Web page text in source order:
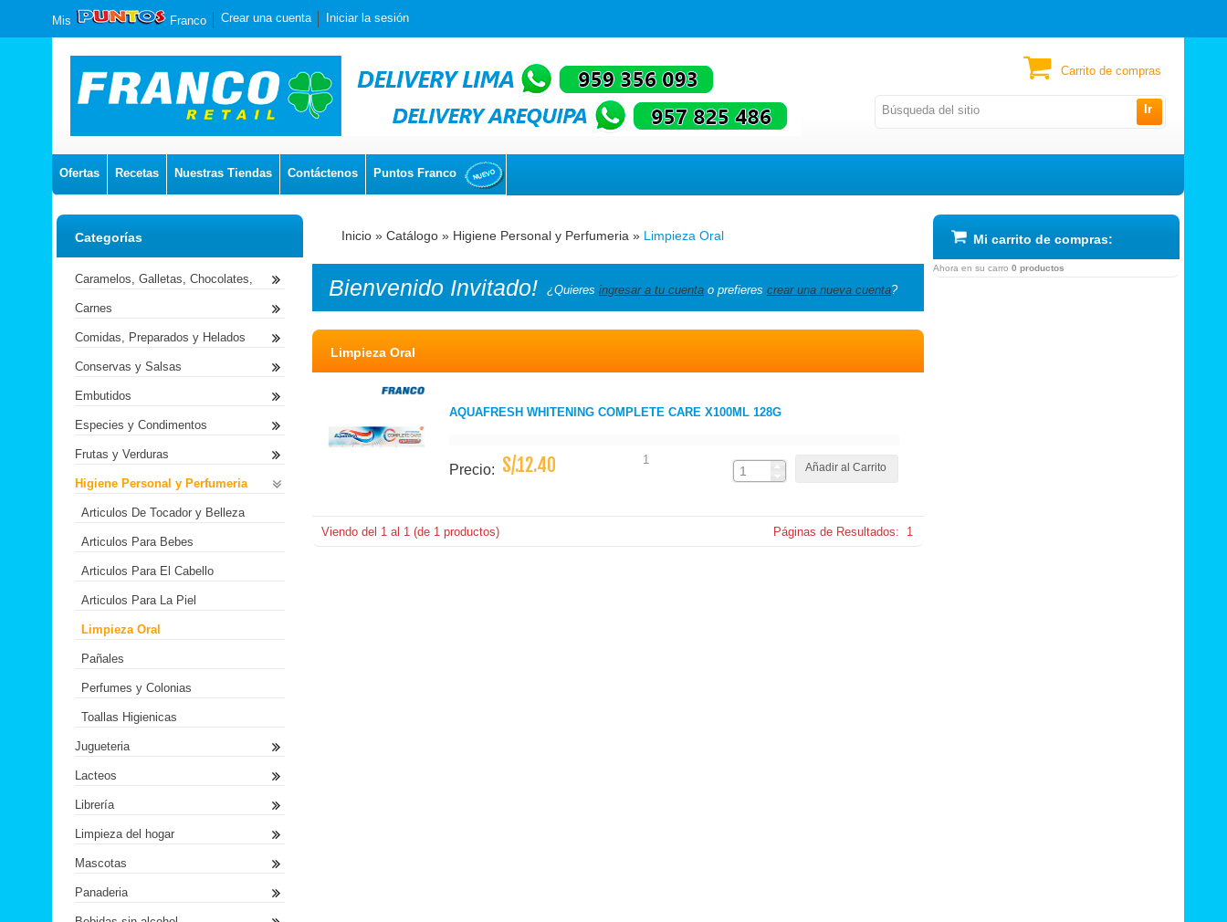
Ir
Mis Franco Crear una cuenta Iniciar la sesión
Ofertas Recetas Nuestras Tiendas Contáctenos Puntos Franco
Carrito de compras
Inicio » Catálogo » Higiene Personal y Perfumeria » Limpieza Oral
Bienvenido Invitado! ¿Quieres ingresar a tu cuenta o prefieres crear una nueva cuenta?
Limpieza Oral
AQUAFRESH WHITENING COMPLETE CARE X100ML 128G
Precio: S/.12.40 1
Añadir al Carrito
Viendo del 1 al 1 (de 1 productos) Páginas de Resultados: 1
Categorías
Caramelos, Galletas, Chocolates,
Carnes
Comidas, Preparados y Helados
Conservas y Salsas
Embutidos
Especies y Condimentos
Frutas y Verduras
Higiene Personal y Perfumeria
Articulos De Tocador y Belleza
Articulos Para Bebes
Articulos Para El Cabello
Articulos Para La Piel
Limpieza Oral
Pañales
Perfumes y Colonias
Toallas Higienicas
Jugueteria
Lacteos
Librería
Limpieza del hogar
Mascotas
Panaderia
Mi carrito de compras:
Ahora en su carro 0 productos